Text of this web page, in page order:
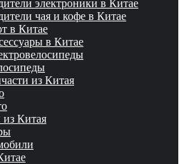
электроники в Китае
чая и кофе в Китае
в Китае
в Китае
из Китая
Китая